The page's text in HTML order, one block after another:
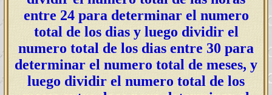
entre 24 para determinar el numero
total de los dias y luego dividir el
numero total de los dias entre 30 para
determinar el numero total de meses, y
luego dividir el numero total de los